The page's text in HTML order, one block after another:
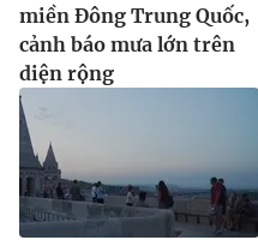
miền Đông Trung Quốc,
cảnh báo mưa lớn trên
diện rộng